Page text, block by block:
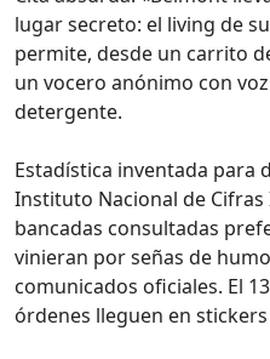
lugar secreto: el living de
permite, desde un carrito
un vocero anónimo con
detergente.
Estadística inventada para
Instituto Nacional de Cifras
bancadas consultadas
vinieran por señas de
comunicados oficiales. El
órdenes lleguen en